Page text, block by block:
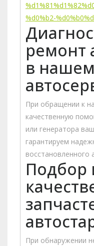
%d0%b2-
ремонт
в нашем
При обращении к
качественную
или генератора
гарантируем
восстановленного
Подбор
При обнаружении